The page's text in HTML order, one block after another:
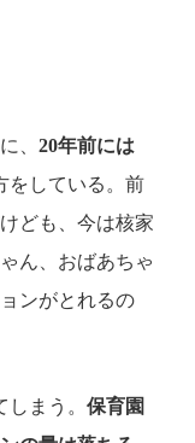
、 20年前には
をしている。前
ども、今は核家
ん、おばあちゃ
ンがとれるの
まう。 保育園